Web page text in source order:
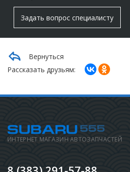
Задать вопрос специалисту
Вернуться
Рассказать друзьям:
ИНТЕРНЕТ МАГАЗИН АВТОЗАПЧАСТЕЙ